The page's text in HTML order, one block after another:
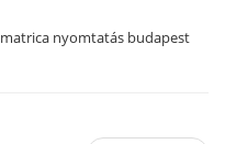
matrica nyomtatás budapest